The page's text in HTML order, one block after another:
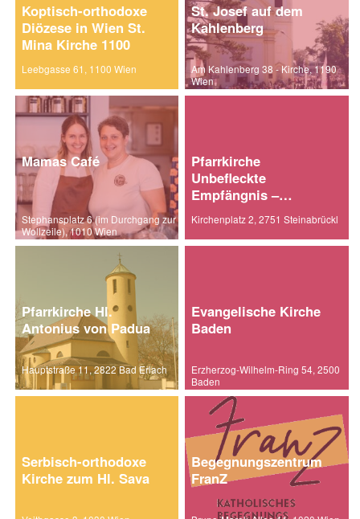
Koptisch-orthodoxe
Diözese in Wien St.
Mina Kirche 1100
Leebgasse 61, 1100 Wien
St. Josef auf dem
Kahlenberg
Am Kahlenberg 38 - Kirche, 1190
Wien
Mamas Café
Stephansplatz 6 (im Durchgang zur
Wollzeile), 1010 Wien
Pfarrkirche
Unbefleckte
Empfängnis –
Steinabrückl
Kirchenplatz 2, 2751 Steinabrückl
Pfarrkirche Hl.
Antonius von Padua
Hauptstraße 11, 2822 Bad Erlach
Evangelische Kirche
Baden
Erzherzog-Wilhelm-Ring 54, 2500
Baden
Serbisch-orthodoxe
Kirche zum Hl. Sava
Begegnungszentrum
FranZ